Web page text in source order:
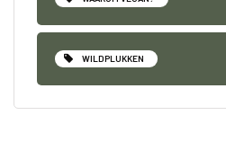
WILDPLUKKEN